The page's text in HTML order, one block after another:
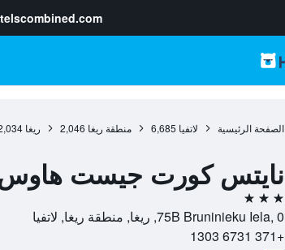
الصفحة الرئيسية لاتفيا 6,685 منطقة ريغا 2,046 ريغا
نايتس كورت جيست
3 نجوم
75B Bruninieku Iela, 0, ريغا, منطقة ريغا, لاتفيا
+371 6731 1303